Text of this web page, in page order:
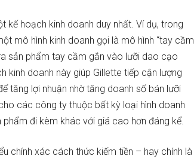
kế hoạch kinh doanh duy nhất. Ví dụ, trong
mô hình kinh doanh gọi là mô hình “tay cầm
sản phẩm tay cầm gắn vào lưỡi dao cạo
kinh doanh này giúp Gillette tiếp cận lượng
tăng lợi nhuận nhờ tăng doanh số bán lưỡi
các công ty thuộc bất kỳ loại hình doanh
đi kèm khác với giá cao hơn đáng kể.
chính xác cách thức kiếm tiền – hay chính là